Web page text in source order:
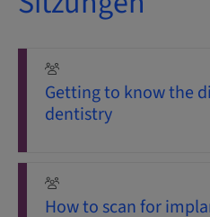
Getting to know the
dentistry
How to scan for